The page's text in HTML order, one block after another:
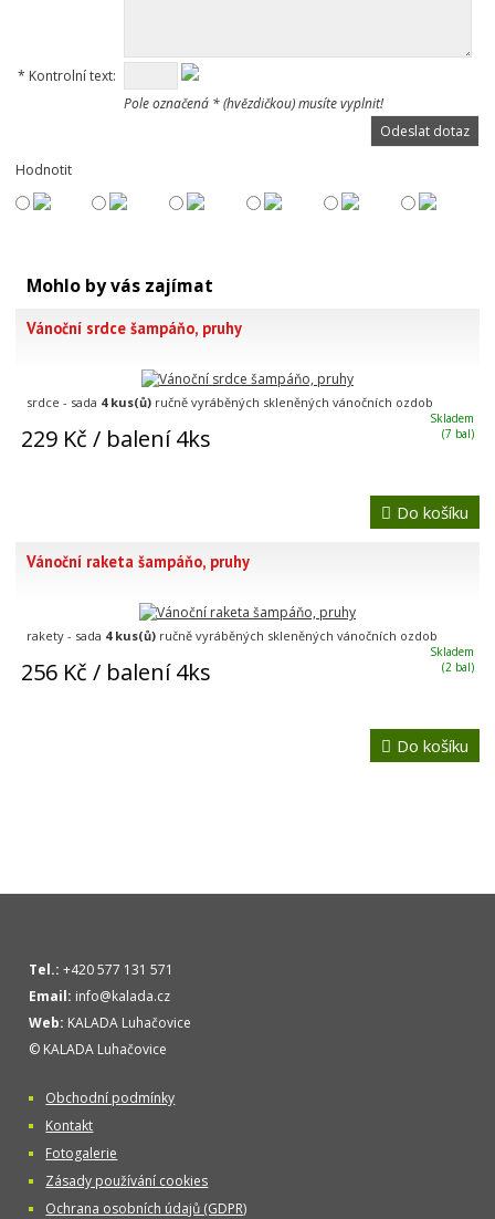
* Kontrolní text:
Pole označená * (hvězdičkou) musíte vyplnit!
Hodnotit
Mohlo by vás zajímat
Vánoční srdce šampáňo, pruhy
srdce - sada 4 kus(ů) ručně vyráběných skleněných vánočních ozdob
229 Kč / balení 4ks
Skladem
(7 bal)
Do košíku
Vánoční raketa šampáňo, pruhy
rakety - sada 4 kus(ů) ručně vyráběných skleněných vánočních ozdob
256 Kč / balení 4ks
Skladem
(2 bal)
Do košíku
Tel.: +420 577 131 571
Email: info@kalada.cz
Web: KALADA Luhačovice
© KALADA Luhačovice
Obchodní podmínky
Kontakt
Fotogalerie
Zásady používání cookies
Ochrana osobních údajů (GDPR)